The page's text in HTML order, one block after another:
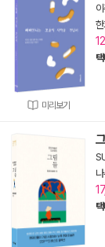
미리보기
택
택